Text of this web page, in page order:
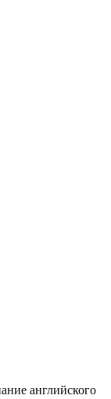
английского